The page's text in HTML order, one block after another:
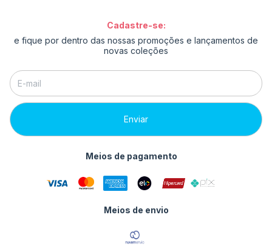
Cadastre-se:
e fique por dentro das nossas promoções e lançamentos de
novas coleções
Meios de pagamento
Meios de envio